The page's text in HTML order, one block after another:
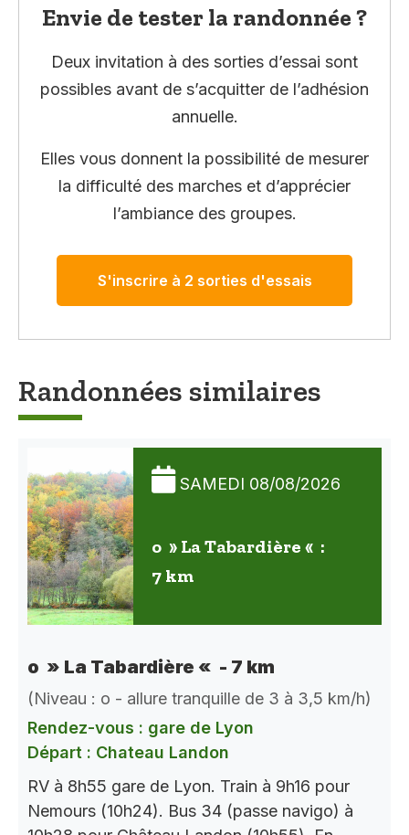
Envie de tester la randonnée ?
Deux invitation à des sorties d’essai sont
possibles avant de s’acquitter de l’adhésion
annuelle.
Elles vous donnent la possibilité de mesurer
la difficulté des marches et d’apprécier
l’ambiance des groupes.
S'inscrire à 2 sorties d'essais
Randonnées similaires
SAMEDI 08/08/2026
o » La Tabardière « :
7 km
o » La Tabardière « - 7 km
(Niveau : o - allure tranquille de 3 à 3,5 km/h)
Rendez-vous : gare de Lyon
Départ : Chateau Landon
RV à 8h55 gare de Lyon. Train à 9h16 pour
Nemours (10h24). Bus 34 (passe navigo) à